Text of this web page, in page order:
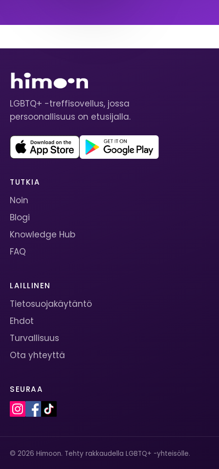
LGBTQ+ -treffisovellus, jossa
persoonallisuus on etusijalla.
TUTKIA
Noin
Blogi
Knowledge Hub
FAQ
LAILLINEN
Tietosuojakäytäntö
Ehdot
Turvallisuus
Ota yhteyttä
SEURAA
© 2026 Himoon. Tehty rakkaudella LGBTQ+ -yhteisölle.